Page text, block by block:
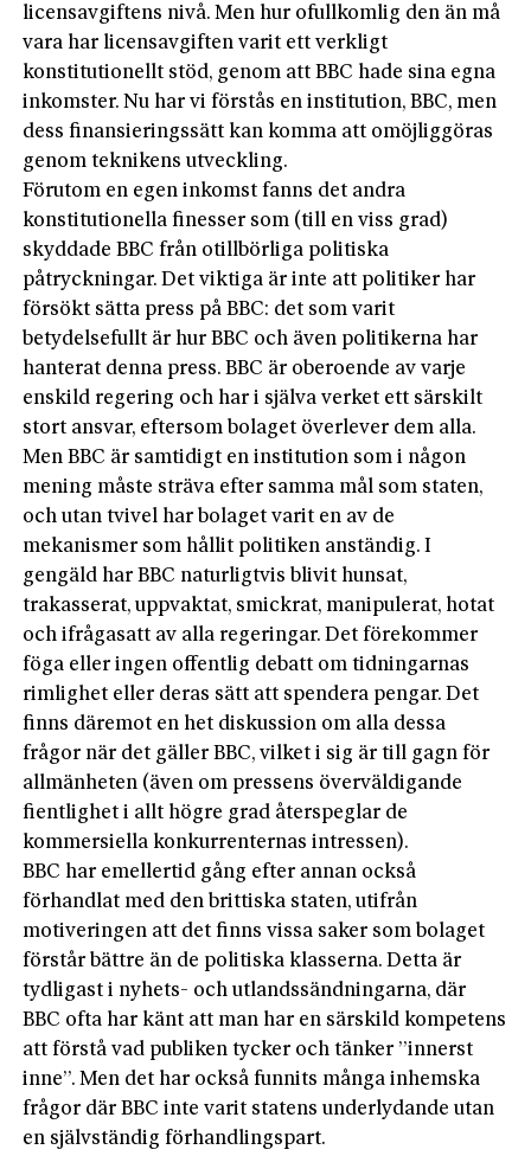
licensavgiftens nivå. Men hur ofullkomlig den än må
vara har licensavgiften varit ett verkligt
konstitutionellt stöd, genom att BBC hade sina egna
inkomster. Nu har vi förstås en institution, BBC, men
dess finansieringssätt kan komma att omöjliggöras
genom teknikens utveckling.
Förutom en egen inkomst fanns det andra
konstitutionella finesser som (till en viss grad)
skyddade BBC från otillbörliga politiska
påtryckningar. Det viktiga är inte att politiker har
försökt sätta press på BBC: det som varit
betydelsefullt är hur BBC och även politikerna har
hanterat denna press. BBC är oberoende av varje
enskild regering och har i själva verket ett särskilt
stort ansvar, eftersom bolaget överlever dem alla.
Men BBC är samtidigt en institution som i någon
mening måste sträva efter samma mål som staten,
och utan tvivel har bolaget varit en av de
mekanismer som hållit politiken anständig. I
gengäld har BBC naturligtvis blivit hunsat,
trakasserat, uppvaktat, smickrat, manipulerat, hotat
och ifrågasatt av alla regeringar. Det förekommer
föga eller ingen offentlig debatt om tidningarnas
rimlighet eller deras sätt att spendera pengar. Det
finns däremot en het diskussion om alla dessa
frågor när det gäller BBC, vilket i sig är till gagn för
allmänheten (även om pressens överväldigande
fientlighet i allt högre grad återspeglar de
kommersiella konkurrenternas intressen).
BBC har emellertid gång efter annan också
förhandlat med den brittiska staten, utifrån
motiveringen att det finns vissa saker som bolaget
förstår bättre än de politiska klasserna. Detta är
tydligast i nyhets- och utlandssändningarna, där
BBC ofta har känt att man har en särskild kompetens
att förstå vad publiken tycker och tänker ”innerst
inne”. Men det har också funnits många inhemska
frågor där BBC inte varit statens underlydande utan
en självständig förhandlingspart.